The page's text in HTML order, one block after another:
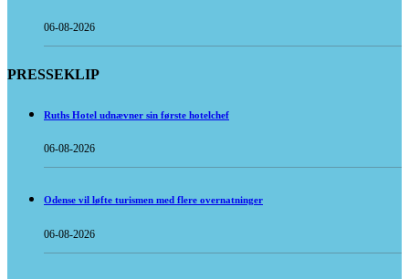
06-08-2026
PRESSEKLIP
Ruths Hotel udnævner sin første hotelchef
06-08-2026
Odense vil løfte turismen med flere overnatninger
06-08-2026